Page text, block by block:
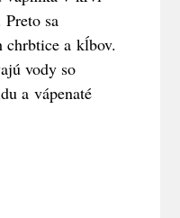
sa
a kĺbov.
vody so
a vápenaté